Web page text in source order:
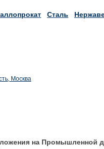
Сталь
Москва
на Промышленной